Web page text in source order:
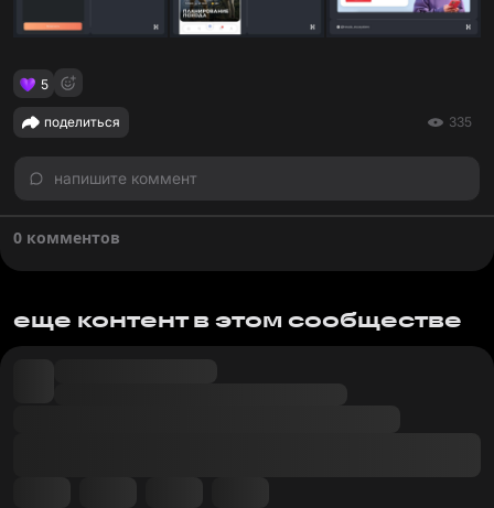
5
поделиться 335
напишите коммент
0 комментов
еще контент в этом сообществе